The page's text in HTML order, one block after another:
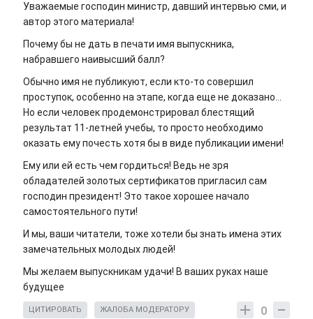
Уважаемые господин министр, давший интервью сми, и
автор этого материала!
Почему бы не дать в печати имя выпускника,
набравшего наивысший балл?
Обычно имя не публикуют, если кто-то совершил
проступок, особенно на этапе, когда еще не доказано...
Но если человек продемонстрировал блестящий
результат 11-летней учебы, то просто необходимо
оказать ему почесть хотя бы в виде публикации имени!
Ему или ей есть чем гордиться! Ведь не зря
обладателей золотых сертификатов пригласил сам
господин президент! Это такое хорошее начало
самостоятельного пути!
И мы, ваши читатели, тоже хотели бы знать имена этих
замечательных молодых людей!
Мы желаем выпускникам удачи! В ваших руках наше
будущее
0
ЦИТИРОВАТЬ ЖАЛОБА МОДЕРАТОРУ